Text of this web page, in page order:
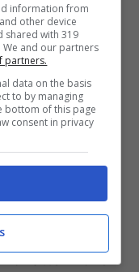
era ricoverato
scorso 14
recato
gravi dati
per
di terapia
rimasta
struttura,
l’attenzione
information from
other device
shared with 319
We and our partners
partners.
data on the basis
to by managing
bottom of this page
consent in privacy